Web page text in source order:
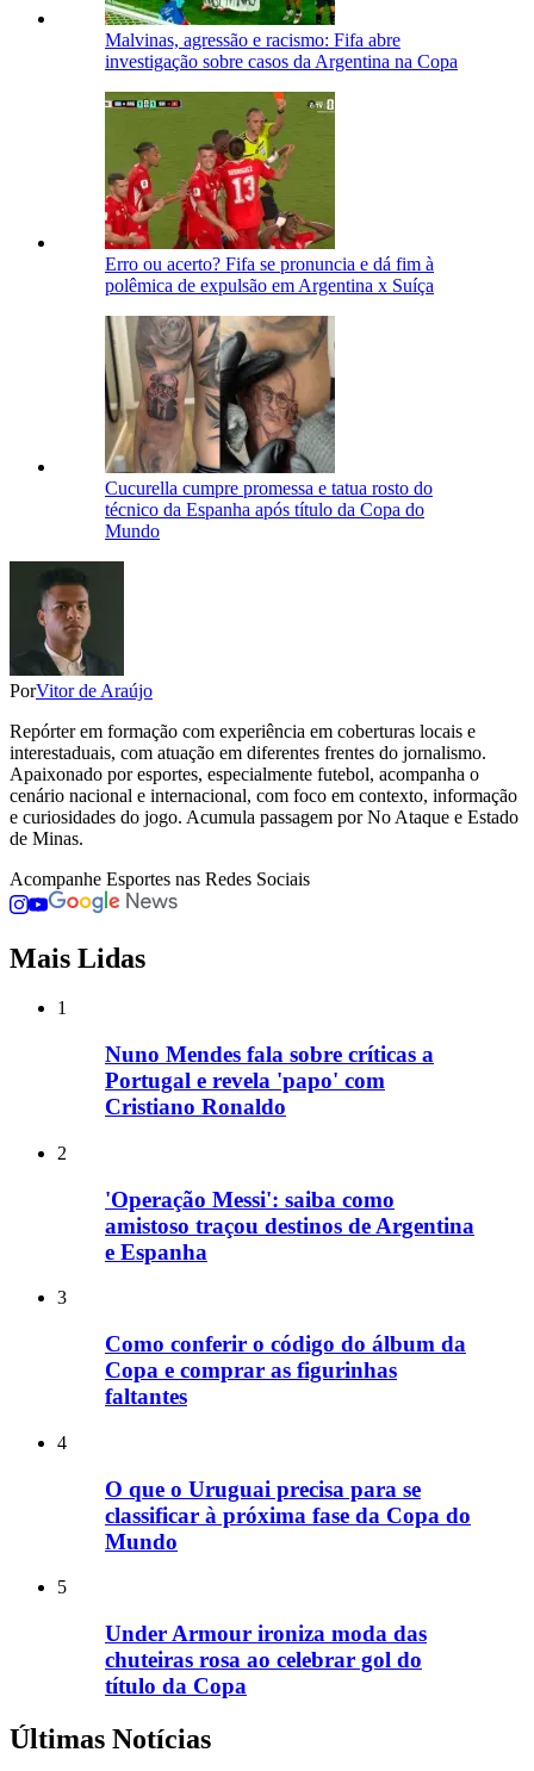
Malvinas, agressão e racismo: Fifa abre
investigação sobre casos da Argentina na Copa
Erro ou acerto? Fifa se pronuncia e dá fim à
polêmica de expulsão em Argentina x Suíça
Cucurella cumpre promessa e tatua rosto do
técnico da Espanha após título da Copa do
Mundo
PorVitor de Araújo
Repórter em formação com experiência em coberturas locais e
interestaduais, com atuação em diferentes frentes do jornalismo.
Apaixonado por esportes, especialmente futebol, acompanha o
cenário nacional e internacional, com foco em contexto, informação
e curiosidades do jogo. Acumula passagem por No Ataque e Estado
de Minas.
Acompanhe Esportes nas Redes Sociais
Mais Lidas
1
Nuno Mendes fala sobre críticas a
Portugal e revela 'papo' com
Cristiano Ronaldo
2
'Operação Messi': saiba como
amistoso traçou destinos de Argentina
e Espanha
3
Como conferir o código do álbum da
Copa e comprar as figurinhas
faltantes
4
O que o Uruguai precisa para se
classificar à próxima fase da Copa do
Mundo
5
Under Armour ironiza moda das
chuteiras rosa ao celebrar gol do
título da Copa
Últimas Notícias